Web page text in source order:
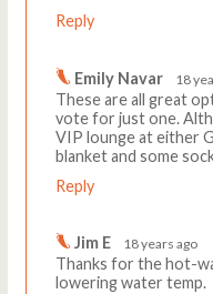
Reply
Emily Navar 18
These are all great
vote for just one.
VIP lounge at either
blanket and some
Reply
Jim E 18 years ago
Thanks for the hot-
lowering water temp.